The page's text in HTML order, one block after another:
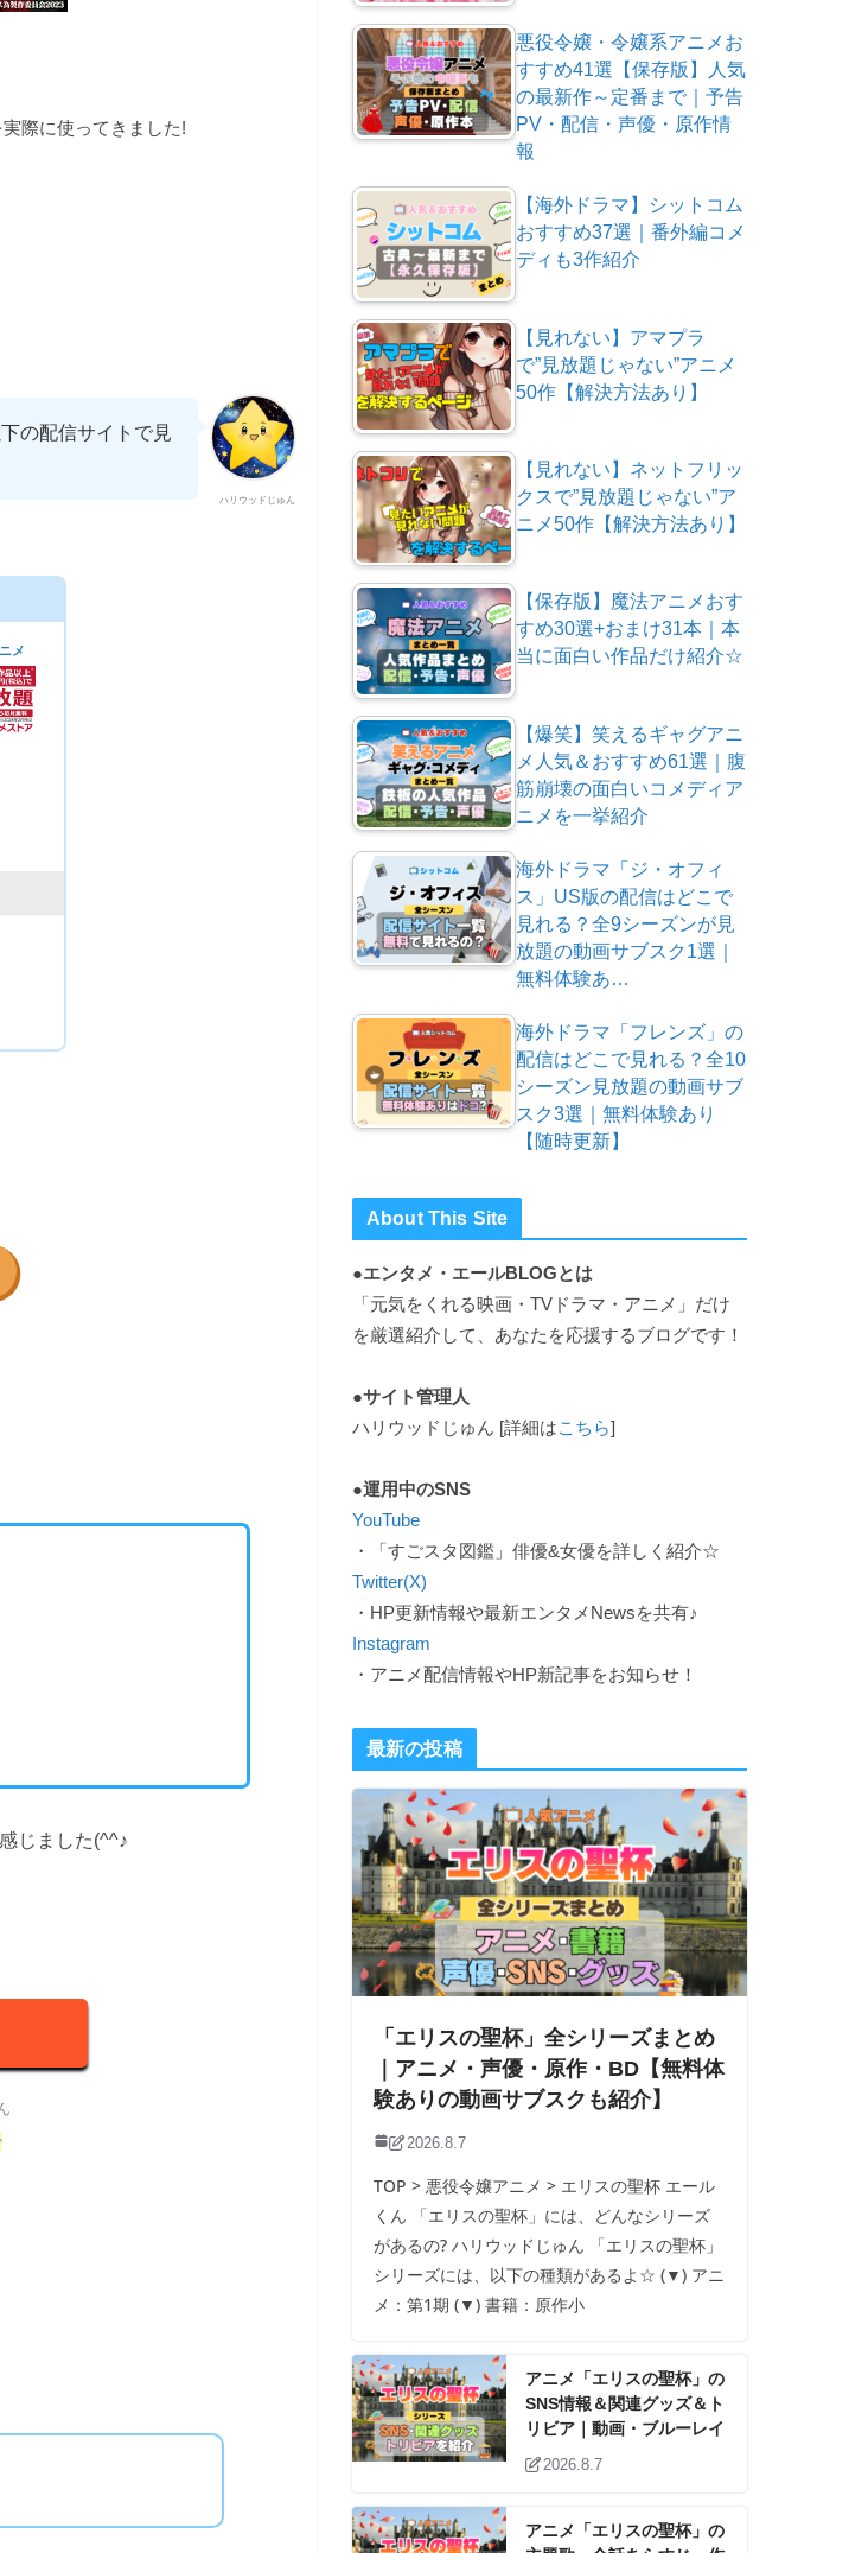
際に使ってきました!
ハリウッドじゅん
の配信サイトで見
メ
じました(^^♪
悪役令嬢・令嬢系アニメお
すすめ41選【保存版】人気
の最新作～定番まで｜予告
PV・配信・声優・原作情
報
【海外ドラマ】シットコム
おすすめ37選｜番外編コメ
ディも3作紹介
【見れない】アマプラ
で”見放題じゃない”アニメ
50作【解決方法あり】
【見れない】ネットフリッ
クスで”見放題じゃない”ア
ニメ50作【解決方法あり】
【保存版】魔法アニメおす
すめ30選+おまけ31本｜本
当に面白い作品だけ紹介☆
【爆笑】笑えるギャグアニ
メ人気＆おすすめ61選｜腹
筋崩壊の面白いコメディア
ニメを一挙紹介
海外ドラマ「ジ・オフィ
ス」US版の配信はどこで
見れる？全9シーズンが見
放題の動画サブスク1選｜
無料体験あ…
海外ドラマ「フレンズ」の
配信はどこで見れる？全10
シーズン見放題の動画サブ
スク3選｜無料体験あり
【随時更新】
About This Site
●エンタメ・エールBLOGとは
「元気をくれる映画・TVドラマ・アニメ」だけ
を厳選紹介して、あなたを応援するブログです！
●サイト管理人
ハリウッドじゅん [詳細はこちら]
●運用中のSNS
YouTube
・「すごスタ図鑑」俳優&女優を詳しく紹介☆
Twitter(X)
・HP更新情報や最新エンタメNewsを共有♪
Instagram
・アニメ配信情報やHP新記事をお知らせ！
最新の投稿
「エリスの聖杯」全シリーズまとめ
｜アニメ・声優・原作・BD【無料体
験ありの動画サブスクも紹介】
2026.8.7
TOP > 悪役令嬢アニメ > エリスの聖杯 エール
くん 「エリスの聖杯」には、どんなシリーズ
があるの? ハリウッドじゅん 「エリスの聖杯」
シリーズには、以下の種類があるよ☆ (▼) アニ
メ：第1期 (▼) 書籍：原作小
アニメ「エリスの聖杯」の
SNS情報＆関連グッズ＆ト
リビア｜動画・ブルーレイ
2026.8.7
アニメ「エリスの聖杯」の